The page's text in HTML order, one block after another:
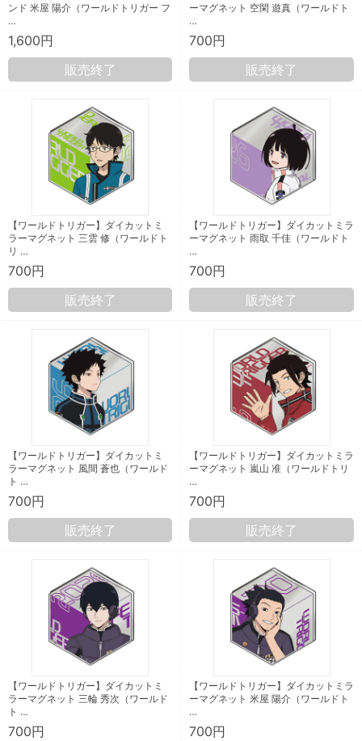
ンド 米屋 陽介（ワールドトリガー フ
…
1,600円
販売終了
ーマグネット 空閑 遊真（ワールドト
…
700円
販売終了
【ワールドトリガー】ダイカットミ
ラーマグネット 三雲 修（ワールドト
リ …
700円
販売終了
【ワールドトリガー】ダイカットミラ
ーマグネット 雨取 千佳（ワールドト
…
700円
販売終了
【ワールドトリガー】ダイカットミ
ラーマグネット 風間 蒼也（ワールド
ト …
700円
販売終了
【ワールドトリガー】ダイカットミラ
ーマグネット 嵐山 准（ワールドトリ
…
700円
販売終了
【ワールドトリガー】ダイカットミ
ラーマグネット 三輪 秀次（ワールド
ト …
700円
【ワールドトリガー】ダイカットミラ
ーマグネット 米屋 陽介（ワールドト
…
700円